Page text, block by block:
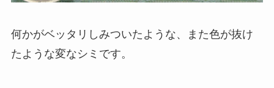
何かがベッタリしみついたような、また色が抜け
たような変なシミです。